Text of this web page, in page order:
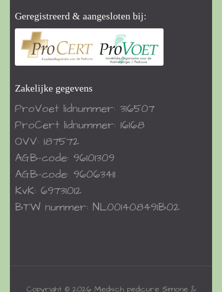
Geregistreerd & aangesloten bij:
Zakelijke gegevens
ProVoet lidnummer: 316507
ProCert lidnummer: 16168
OVV: 187572
AGB-code: 96101309
AGB-code: 96063411
KvK: 69731012
BTW nummer: NL001408491B02
Copyright © 2026 Medisch pedicure Simone &